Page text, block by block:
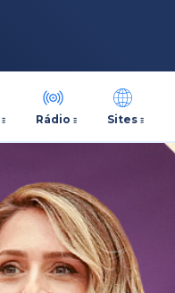
Rádio Sites